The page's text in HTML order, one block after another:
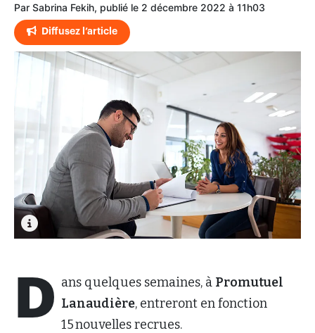
Par Sabrina Fekih, publié le 2 décembre 2022 à 11h03
Diffusez l’article
D ans quelques semaines, à Promutuel
Lanaudière, entreront en fonction
15 nouvelles recrues.